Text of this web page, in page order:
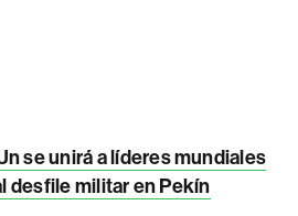
se unirá a líderes mundiales
desfile militar en Pekín